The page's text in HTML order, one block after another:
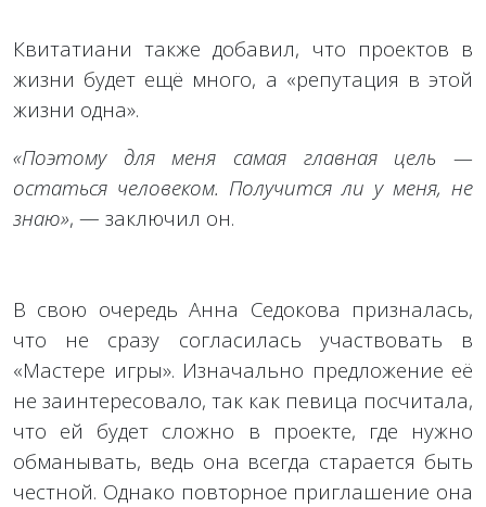
Квитатиани также добавил, что проектов в
жизни будет ещё много, а «репутация в этой
жизни одна».
«Поэтому для меня самая главная цель —
остаться человеком. Получится ли у меня, не
знаю», — заключил он.
В свою очередь Анна Седокова призналась,
что не сразу согласилась участвовать в
«Мастере игры». Изначально предложение её
не заинтересовало, так как певица посчитала,
что ей будет сложно в проекте, где нужно
обманывать, ведь она всегда старается быть
честной. Однако повторное приглашение она